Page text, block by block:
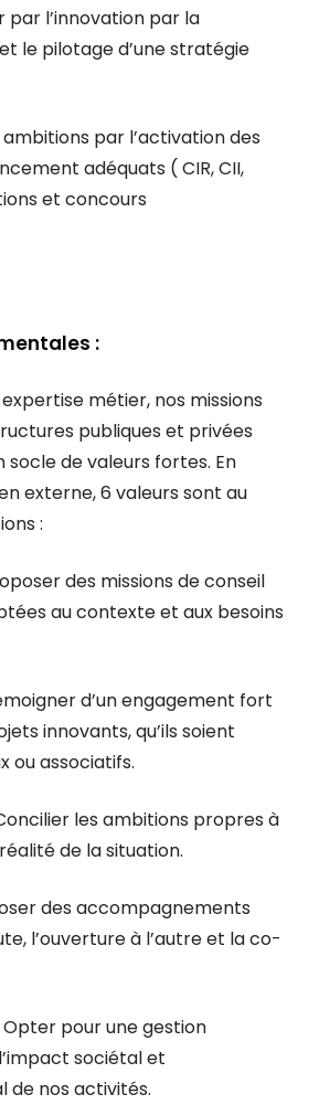
par l’innovation par la
le pilotage d’une stratégie
par l’activation des
adéquats ( CIR, CII,
et concours
:
métier, nos missions
publiques et privées
socle de valeurs fortes. En
externe, 6 valeurs sont au
:
des missions de conseil
au contexte et aux besoins
d’un engagement fort
innovants, qu’ils soient
ou associatifs.
les ambitions propres à
de la situation.
des accompagnements
l’ouverture à l’autre et la co-
Opter pour une gestion
sociétal et
de nos activités.